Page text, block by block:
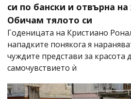
си по бански и отвърна
Обичам тялото си
Годеницата на Кристиано
нападките понякога я
чуждите представи за красота
самочувствието ѝ